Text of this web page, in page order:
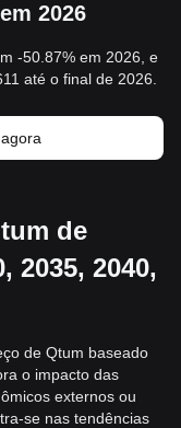
2026
-50.87% em 2026, e
até o final de 2026.
de
2035, 2040,
de Qtum baseado
o impacto das
externos ou
se nas tendências